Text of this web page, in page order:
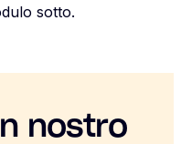
sotto.
nostro